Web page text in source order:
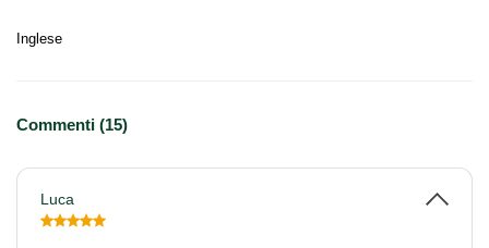
Inglese
Commenti (15)
Luca